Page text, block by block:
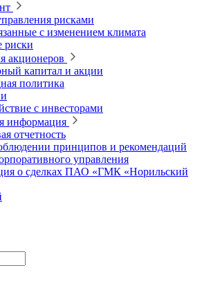
рисками
с изменением климата
риски
акционеров
капитал и акции
политика
с инвесторами
информация
отчетность
принципов и рекомендаций
управления
о сделках ПАО «ГМК «Норильский